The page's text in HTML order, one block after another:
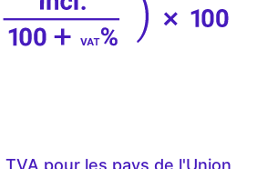
pour les pays de l'Union